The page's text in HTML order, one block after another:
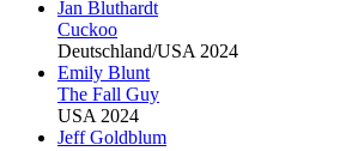
Jan Bluthardt
Cuckoo
Deutschland/USA 2024
Emily Blunt
The Fall Guy
USA 2024
Jeff Goldblum